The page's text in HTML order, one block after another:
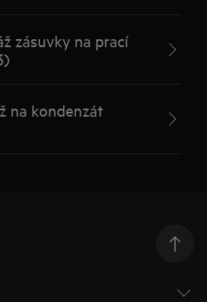
zásuvky na prací
na kondenzát